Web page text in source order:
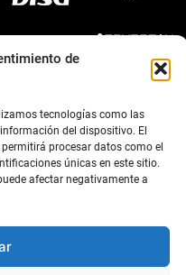
de
tecnologías como las
del dispositivo. El
procesar datos como el
únicas en este sitio.
afectar negativamente a